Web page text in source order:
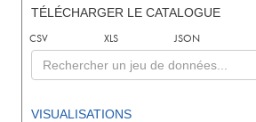
VISUALISATIONS
TÉLÉCHARGER LE CATALOGUE
CSV
XLS JSON